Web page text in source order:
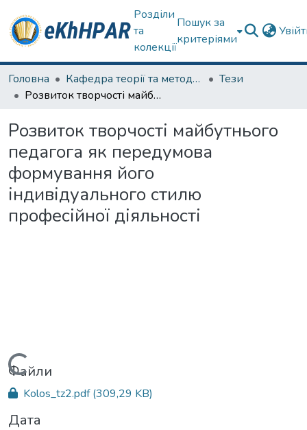
Розділи
та
колекції
Пошук за
критеріями
Головна Кафедра теорії та методик дошкільної освіти
Тези
Розвиток творчості майбутнього педагога як передумова формування його індивідуального стилю професійної діяльності
Розвиток творчості майбутнього
педагога як передумова
формування його
індивідуального стилю
професійної діяльності
Вантажиться...
Файли
Kolos_tz2.pdf(309,29 KB)
Дата